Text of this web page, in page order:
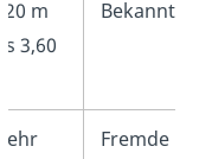
1,20 m
bis 3,60
Bekannte
Mehr
Fremde